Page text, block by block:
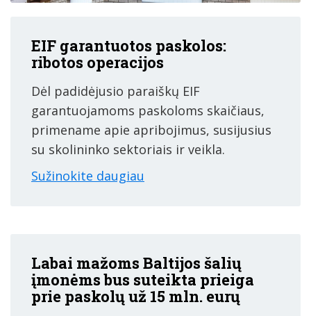
EIF garantuotos paskolos:
ribotos operacijos
Dėl padidėjusio paraiškų EIF
garantuojamoms paskoloms skaičiaus,
primename apie apribojimus, susijusius
su skolininko sektoriais ir veikla.
Sužinokite daugiau
Labai mažoms Baltijos šalių
įmonėms bus suteikta prieiga
prie paskolų už 15 mln. eurų